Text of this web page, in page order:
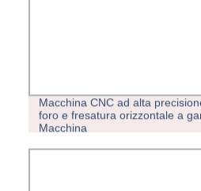
Macchina CNC ad alta
foro e fresatura orizzontale a
Macchina